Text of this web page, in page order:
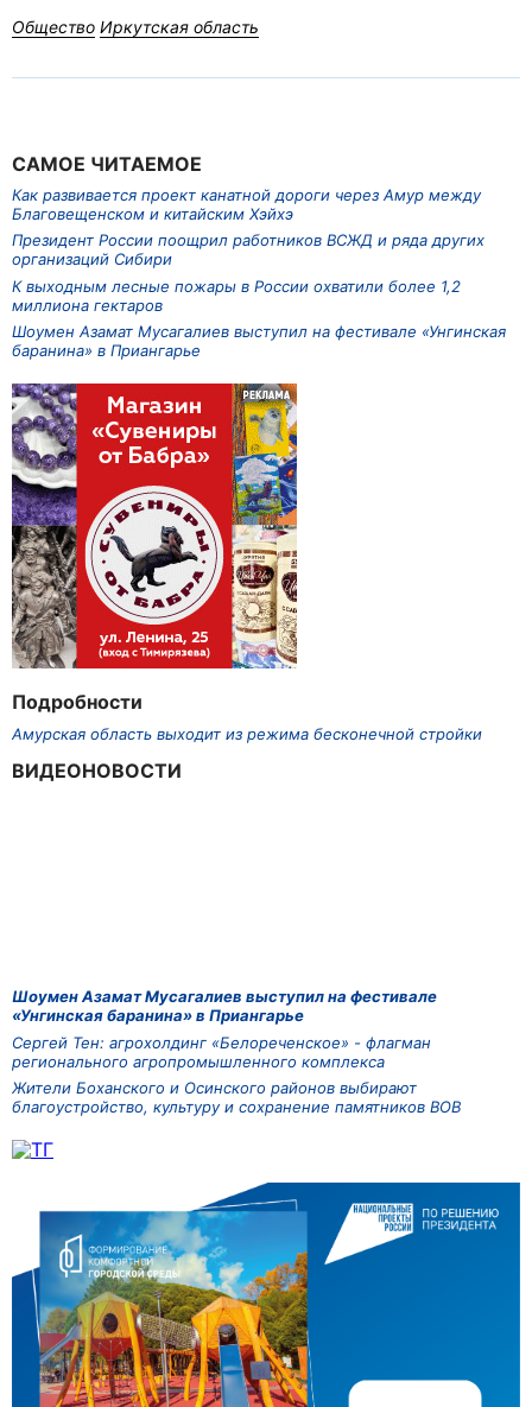
Общество Иркутская область
САМОЕ ЧИТАЕМОЕ
Как развивается проект канатной дороги через Амур между
Благовещенском и китайским Хэйхэ
Президент России поощрил работников ВСЖД и ряда других
организаций Сибири
К выходным лесные пожары в России охватили более 1,2
миллиона гектаров
Шоумен Азамат Мусагалиев выступил на фестивале «Унгинская
баранина» в Приангарье
Подробности
Амурская область выходит из режима бесконечной стройки
ВИДЕОНОВОСТИ
Шоумен Азамат Мусагалиев выступил на фестивале
«Унгинская баранина» в Приангарье
Сергей Тен: агрохолдинг «Белореченское» - флагман
регионального агропромышленного комплекса
Жители Боханского и Осинского районов выбирают
благоустройство, культуру и сохранение памятников ВОВ